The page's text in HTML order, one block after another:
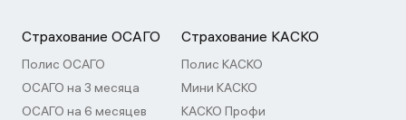
Страхование ОСАГО
Полис ОСАГО
ОСАГО на 3 месяца
ОСАГО на 6 месяцев
Страхование КАСКО
Полис КАСКО
Мини КАСКО
КАСКО Профи